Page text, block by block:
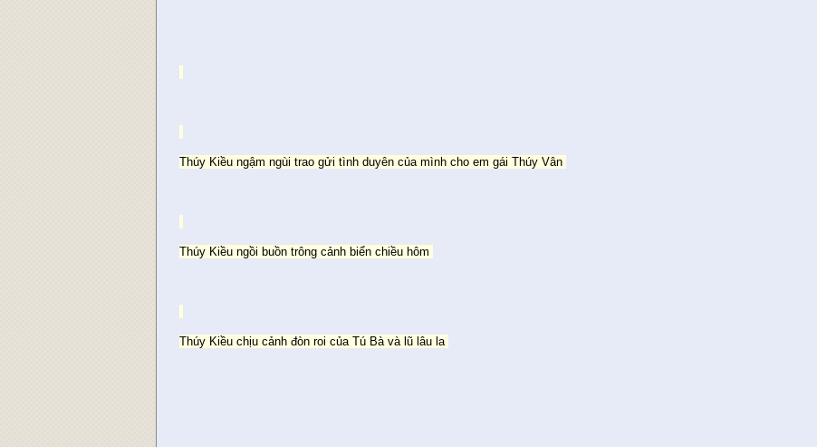
Thúy Kiều ngậm ngùi trao gửi tình duyên của mình cho em gái Thúy Vân
Thúy Kiều ngồi buồn trông cảnh biển chiều hôm
Thúy Kiều chịu cảnh đòn roi của Tú Bà và lũ lâu la